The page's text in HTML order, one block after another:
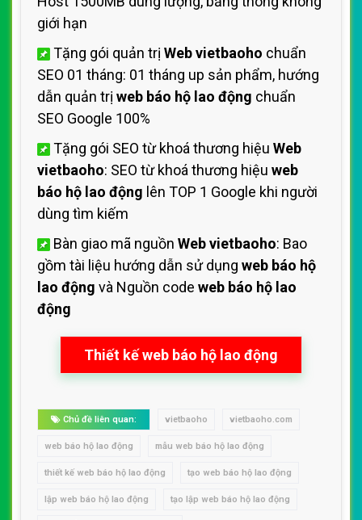
giới hạn
Tặng gói quản trị Web vietbaoho chuẩn
SEO 01 tháng: 01 tháng up sản phẩm, hướng
dẫn quản trị web báo hộ lao động chuẩn
SEO Google 100%
Tặng gói SEO từ khoá thương hiệu Web
vietbaoho: SEO từ khoá thương hiệu web
báo hộ lao động lên TOP 1 Google khi người
dùng tìm kiếm
Bàn giao mã nguồn Web vietbaoho: Bao
gồm tài liệu hướng dẫn sử dụng web báo hộ
lao động và Nguồn code web báo hộ lao
động
Thiết kế web báo hộ lao động
Chủ đề liên quan: vietbaoho vietbaoho.com
web báo hộ lao động mẫu web báo hộ lao động
thiết kế web báo hộ lao động tạo web báo hộ lao động
lập web báo hộ lao động tạo lập web báo hộ lao động